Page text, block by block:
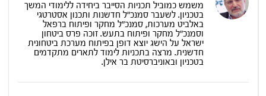
משמש כמוביל תכניות הסייבר ביחידה ללימודי המשך
בטכניון. לשעבר סמנכ"ל חדשנות ותכנון אסטרטגי
באלביט מערכות, סמנכ"ל מחקר ופיתוח ברפאל
וסמנכ"ל מחקר ופיתוח בתעש. זוכה פרס ביטחון
ישראל על הישג יוצא דופן בפיתוח מערכת ביטחונית
חדשנית. מרצה בתכניות לימוד לתארים מתקדמים
בטכניון ובאוניברסיטת בר אילן.